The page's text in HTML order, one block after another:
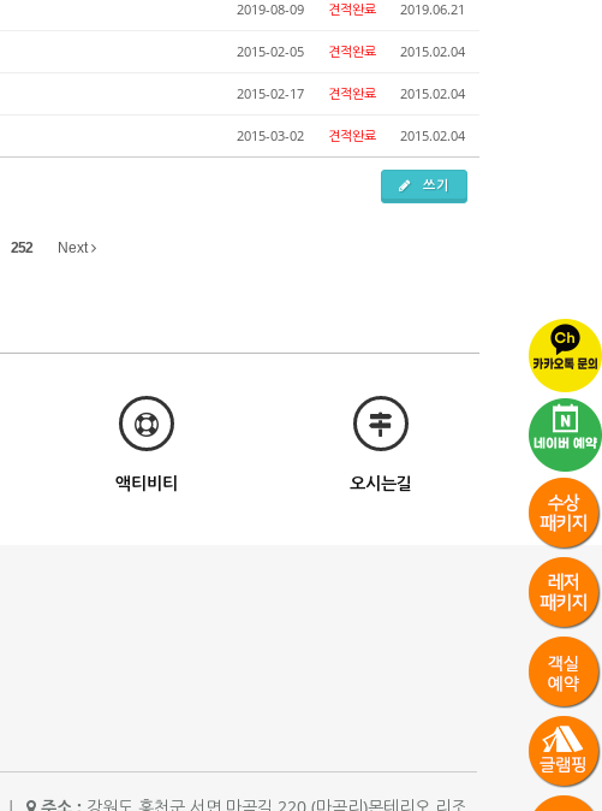
2019-08-09 견적완료 2019.06.21
2015-02-05 견적완료 2015.02.04
2015-02-17 견적완료 2015.02.04
2015-03-02 견적완료 2015.02.04
쓰기
252 Next
액티비티 오시는길